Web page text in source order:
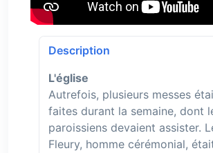
Description
L'église
Autrefois, plusieurs messes
faites durant la semaine, dont
paroissiens devaient assister.
Fleury, homme cérémonial,